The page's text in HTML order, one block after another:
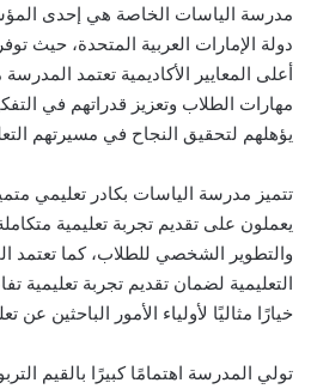
مدرسة الياسات الخاصة هي إحدى
دولة الإمارات العربية المتحدة، حيث
أعلى المعايير الأكاديمية تعتمد
مهارات الطلاب وتعزيز قدراتهم في
يؤهلهم لتحقيق النجاح في مسيرتهم
تتميز مدرسة الياسات بكادر تعليمي
يعملون على تقديم تجربة تعليمية
والتطوير الشخصي للطلاب، كما تعتمد
التعليمية لضمان تقديم تجربة تعليمية
خيارًا مثاليًا لأولياء الأمور الباحثين عن
تولي المدرسة اهتمامًا كبيرًا بالقيم